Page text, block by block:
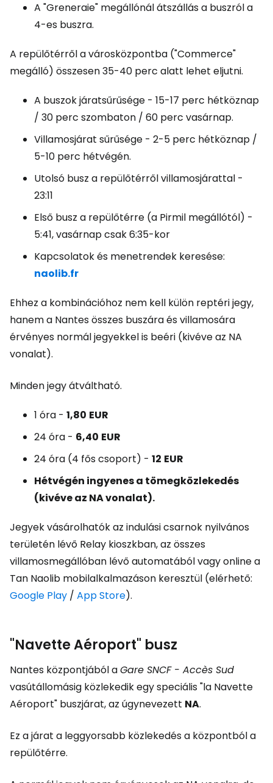
A "Greneraie" megállónál átszállás a buszról a
4-es buszra.
A repülőtérről a városközpontba ("Commerce"
megálló) összesen 35-40 perc alatt lehet eljutni.
A buszok járatsűrűsége - 15-17 perc hétköznap
/ 30 perc szombaton / 60 perc vasárnap.
Villamosjárat sűrűsége - 2-5 perc hétköznap /
5-10 perc hétvégén.
Utolsó busz a repülőtérről villamosjárattal -
23:11
Első busz a repülőtérre (a Pirmil megállótól) -
5:41, vasárnap csak 6:35-kor
Kapcsolatok és menetrendek keresése:
naolib.fr
Ehhez a kombinációhoz nem kell külön reptéri jegy,
hanem a Nantes összes buszára és villamosára
érvényes normál jegyekkel is beéri (kivéve az NA
vonalat).
Minden jegy átváltható.
1 óra - 1,80 EUR
24 óra - 6,40 EUR
24 óra (4 fős csoport) - 12 EUR
Hétvégén ingyenes a tömegközlekedés
(kivéve az NA vonalat).
Jegyek vásárolhatók az indulási csarnok nyilvános
területén lévő Relay kioszkban, az összes
villamosmegállóban lévő automatából vagy online a
Tan Naolib mobilalkalmazáson keresztül (elérhető:
Google Play / App Store).
"Navette Aéroport" busz
Nantes központjából aGare SNCF - Accès Sud
vasútállomásig közlekedik egy speciális "la Navette
Aéroport" buszjárat, az úgynevezett NA.
Ez a járat a leggyorsabb közlekedés a központból a
repülőtérre.